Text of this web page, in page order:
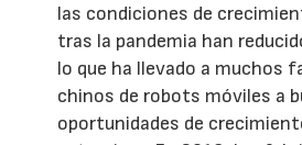
las condiciones de
tras la pandemia han
lo que ha llevado a muchos
chinos de robots móviles a
oportunidades de